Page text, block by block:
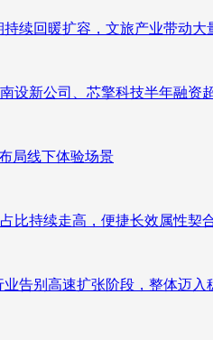
续回暖扩容，文旅产业带动大
设新公司、芯擎科技半年融资
局线下体验场景
比持续走高，便捷长效属性契
告别高速扩张阶段，整体迈入